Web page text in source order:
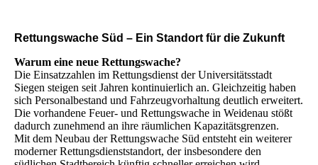
Rettungswache Süd – Ein Standort für die Zukunft
Warum eine neue Rettungswache?
Die Einsatzzahlen im Rettungsdienst der Universitätsstadt
Siegen steigen seit Jahren kontinuierlich an. Gleichzeitig haben
sich Personalbestand und Fahrzeugvorhaltung deutlich erweitert.
Die vorhandene Feuer- und Rettungswache in Weidenau stößt
dadurch zunehmend an ihre räumlichen Kapazitätsgrenzen.
Mit dem Neubau der Rettungswache Süd entsteht ein weiterer
moderner Rettungsdienststandort, der insbesondere den